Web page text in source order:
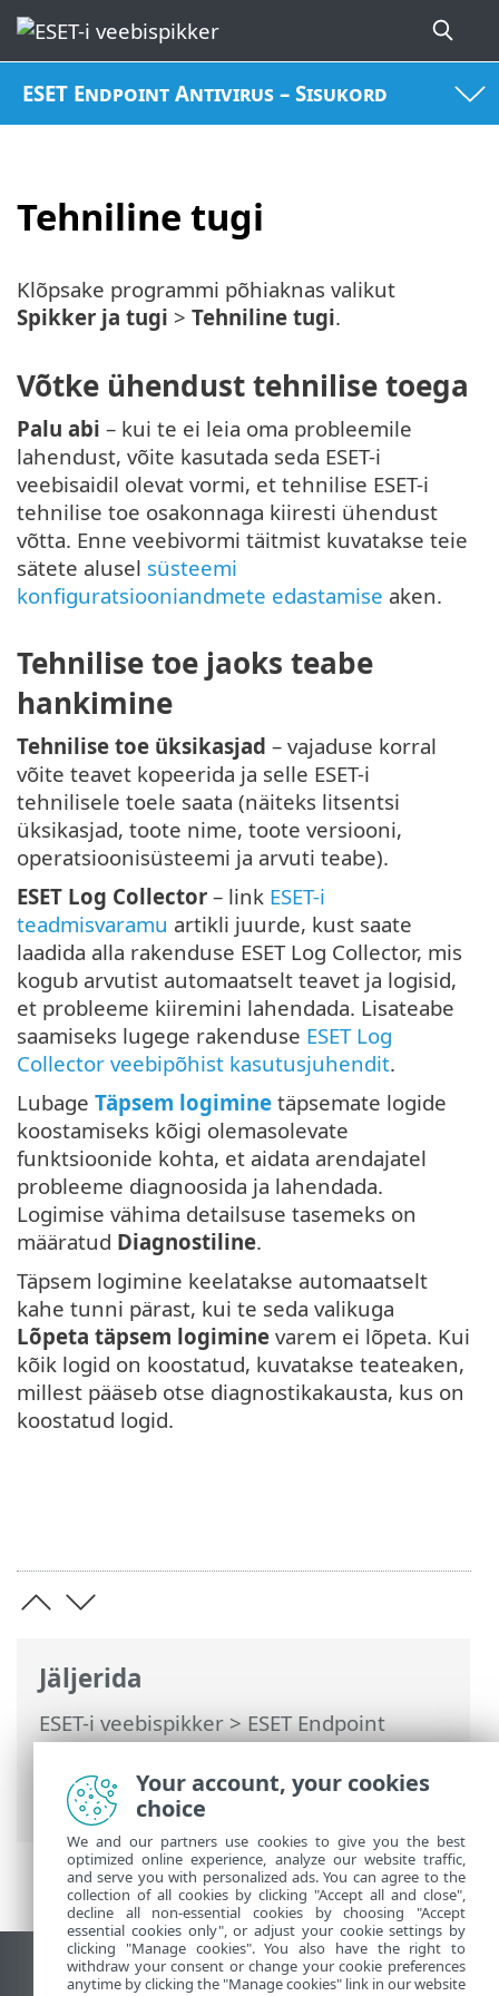
ESET Endpoint Antivirus – Sisukord
Tehniline tugi
Jäljerida
ESET-i veebispikker>ESET Endpoint
Antivirus>Toote ESET Endpoint Antivirus
kasutamine>Spikker ja tugi> Tehniline
tugi
Klõpsake programmi põhiaknas valikut
Spikker ja tugi > Tehniline tugi.
Võtke ühendust tehnilise toega
Palu abi – kui te ei leia oma probleemile
lahendust, võite kasutada seda ESET-i
veebisaidil olevat vormi, et tehnilise ESET-i
tehnilise toe osakonnaga kiiresti ühendust
võtta. Enne veebivormi täitmist kuvatakse teie
sätete alusel süsteemi
konfiguratsiooniandmete edastamise aken.
Tehnilise toe jaoks teabe
hankimine
Tehnilise toe üksikasjad – vajaduse korral
võite teavet kopeerida ja selle ESET-i
tehnilisele toele saata (näiteks litsentsi
üksikasjad, toote nime, toote versiooni,
operatsioonisüsteemi ja arvuti teabe).
ESET Log Collector – link ESET-i
teadmisvaramu artikli juurde, kust saate
laadida alla rakenduse ESET Log Collector, mis
kogub arvutist automaatselt teavet ja logisid,
et probleeme kiiremini lahendada. Lisateabe
saamiseks lugege rakenduse ESET Log
Collector veebipõhist kasutusjuhendit.
Lubage Täpsem logimine täpsemate logide
koostamiseks kõigi olemasolevate
funktsioonide kohta, et aidata arendajatel
probleeme diagnoosida ja lahendada.
Logimise vähima detailsuse tasemeks on
määratud Diagnostiline.
Täpsem logimine keelatakse automaatselt
kahe tunni pärast, kui te seda valikuga
Lõpeta täpsem logimine varem ei lõpeta. Kui
kõik logid on koostatud, kuvatakse teateaken,
millest pääseb otse diagnostikakausta, kus on
koostatud logid.
Vaata tavaarvutile mõeldud veebilehte
Your account, your cookies
choice
We and our partners use cookies to give you the best
optimized online experience, analyze our website traffic,
and serve you with personalized ads. You can agree to the
collection of all cookies by clicking "Accept all and close",
decline all non-essential cookies by choosing "Accept
essential cookies only", or adjust your cookie settings by
clicking "Manage cookies". You also have the right to
withdraw your consent or change your cookie preferences
anytime by clicking the "Manage cookies" link in our website